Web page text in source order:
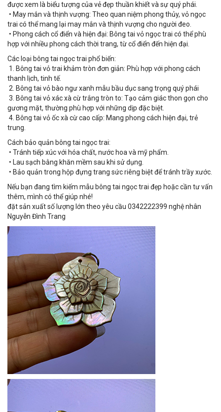
được xem là biểu tượng của vẻ đẹp thuần khiết và sự quý phái.
• May mắn và thịnh vượng: Theo quan niệm phong thủy, vỏ ngọc
trai có thể mang lại may mắn và thịnh vượng cho người đeo.
• Phong cách cổ điển và hiện đại: Bông tai vỏ ngọc trai có thể phù
hợp với nhiều phong cách thời trang, từ cổ điển đến hiện đại.
Các loại bông tai ngọc trai phổ biến:
1. Bông tai vỏ trai khảm tròn đơn giản: Phù hợp với phong cách
thanh lịch, tinh tế.
2. Bông tai vỏ bào ngư xanh mẫu bầu dục sang trọng quý phái
3. Bông tai vỏ xác xà cừ trắng tròn to: Tạo cảm giác thon gọn cho
gương mặt, thường phù hợp với những dịp đặc biệt.
4. Bông tai vỏ ốc xà cừ cao cấp: Mang phong cách hiện đại, trẻ
trung.
Cách bảo quản bông tai ngọc trai:
• Tránh tiếp xúc với hóa chất, nước hoa và mỹ phẩm.
• Lau sạch bằng khăn mềm sau khi sử dụng.
• Bảo quản trong hộp đựng trang sức riêng biệt để tránh trầy xước.
Nếu bạn đang tìm kiếm mẫu bông tai ngọc trai đẹp hoặc cần tư vấn
thêm, mình có thể giúp nhé!
đặt sản xuất số lượng lớn theo yêu cầu 0342222399 nghệ nhân
Nguyễn Đình Trang